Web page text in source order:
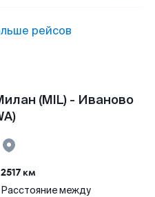
рейсов
(MIL) - Иваново
2517 км
Расстояние между